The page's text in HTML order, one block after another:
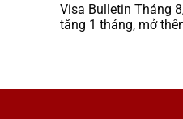
Visa Bulletin Tháng
tăng 1 tháng, mở